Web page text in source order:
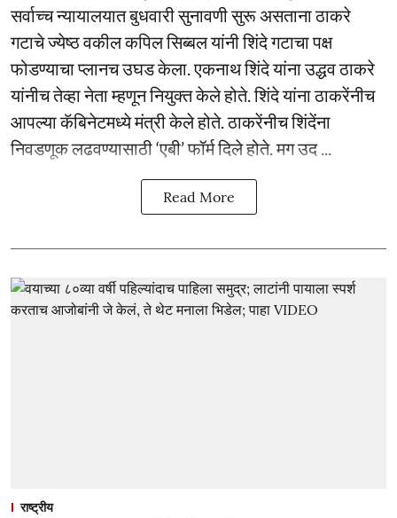
सर्वाच्च न्यायालयात बुधवारी सुनावणी सुरू असताना ठाकरे
गटाचे ज्येष्ठ वकील कपिल सिब्बल यांनी शिंदे गटाचा पक्ष
फोडण्याचा प्लानच उघड केला. एकनाथ शिंदे यांना उद्धव ठाकरे
यांनीच तेव्हा नेता म्हणून नियुक्त केले होते. शिंदे यांना ठाकरेंनीच
आपल्या कॅबिनेटमध्ये मंत्री केले होते. ठाकरेंनीच शिंदेंना
निवडणूक लढवण्यासाठी ‘एबी’ फॉर्म दिले होते. मग उद ...
Read More
राष्ट्रीय